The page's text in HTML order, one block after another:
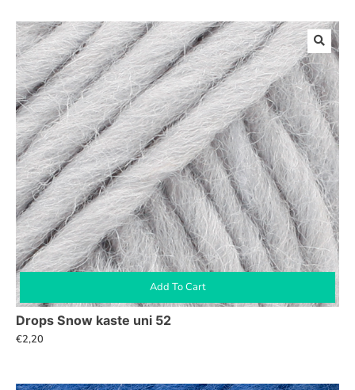
Add To Cart
Drops Snow kaste uni 52
€2,20